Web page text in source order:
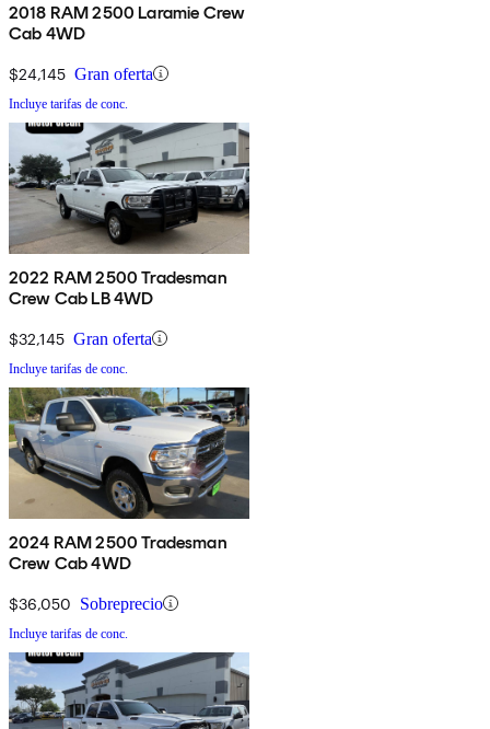
2018 RAM 2500 Laramie Crew
Cab 4WD
$24,145 Gran oferta
Incluye tarifas de conc.
2022 RAM 2500 Tradesman
Crew Cab LB 4WD
$32,145 Gran oferta
Incluye tarifas de conc.
2024 RAM 2500 Tradesman
Crew Cab 4WD
$36,050 Sobreprecio
Incluye tarifas de conc.